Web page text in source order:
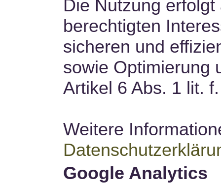
Die Nutzung
berechtigten
sicheren und
sowie Optimierung
Artikel 6 Abs. 1 lit.
Weitere
Google Analytics